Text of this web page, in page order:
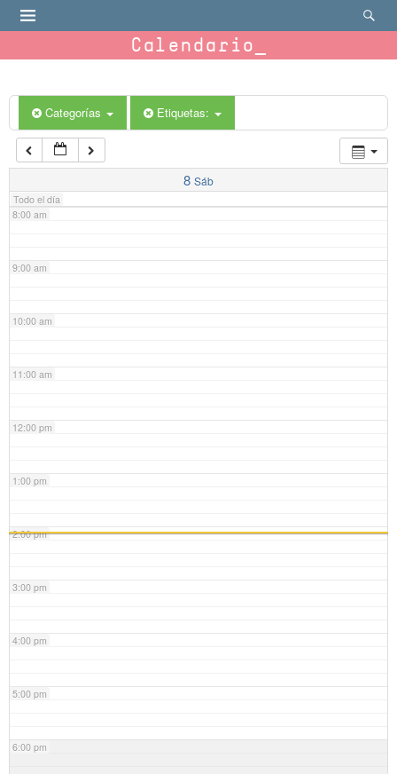
Calendario
Categorías Etiquetas:
8 Sáb
Todo el día
6:00 am
7:00 am
8:00 am
9:00 am
10:00 am
11:00 am
12:00 pm
1:00 pm
2:00 pm
3:00 pm
4:00 pm
5:00 pm
6:00 pm